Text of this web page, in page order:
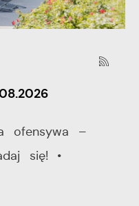
ofensywa –
się! •